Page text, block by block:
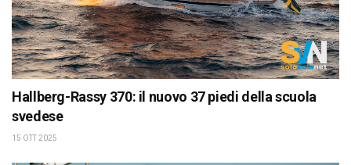
Hallberg-Rassy 370: il nuovo 37 piedi della scuola
svedese
15 OTT 2025